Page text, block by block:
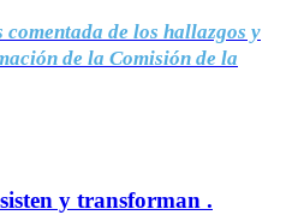
comentada de los hallazgos y
de la Comisión de la
y transforman .